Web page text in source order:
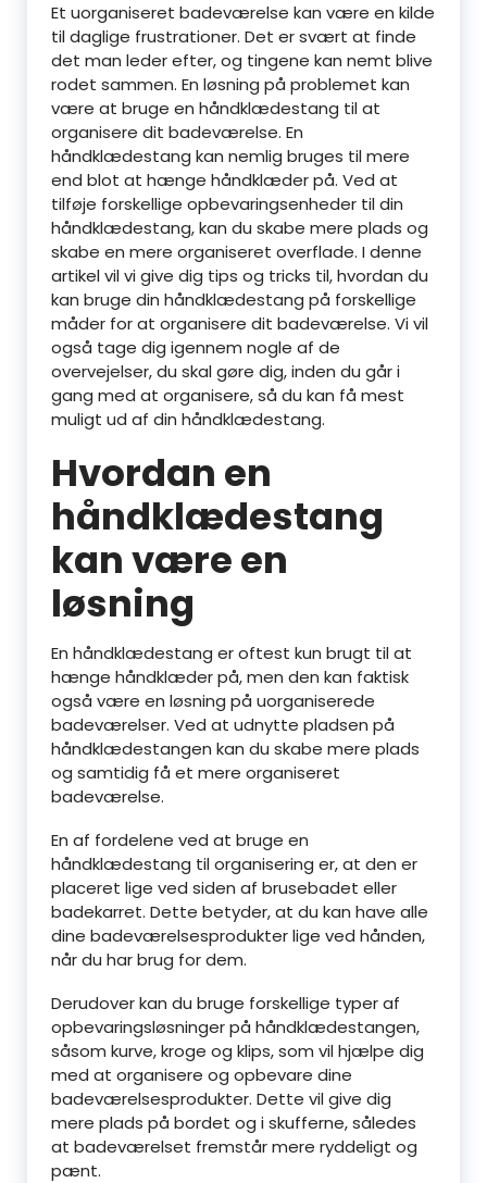
Et uorganiseret badeværelse kan være en kilde
til daglige frustrationer. Det er svært at finde
det man leder efter, og tingene kan nemt blive
rodet sammen. En løsning på problemet kan
være at bruge en håndklædestang til at
organisere dit badeværelse. En
håndklædestang kan nemlig bruges til mere
end blot at hænge håndklæder på. Ved at
tilføje forskellige opbevaringsenheder til din
håndklædestang, kan du skabe mere plads og
skabe en mere organiseret overflade. I denne
artikel vil vi give dig tips og tricks til, hvordan du
kan bruge din håndklædestang på forskellige
måder for at organisere dit badeværelse. Vi vil
også tage dig igennem nogle af de
overvejelser, du skal gøre dig, inden du går i
gang med at organisere, så du kan få mest
muligt ud af din håndklædestang.
Hvordan en
håndklædestang
kan være en
løsning
En håndklædestang er oftest kun brugt til at
hænge håndklæder på, men den kan faktisk
også være en løsning på uorganiserede
badeværelser. Ved at udnytte pladsen på
håndklædestangen kan du skabe mere plads
og samtidig få et mere organiseret
badeværelse.
En af fordelene ved at bruge en
håndklædestang til organisering er, at den er
placeret lige ved siden af brusebadet eller
badekarret. Dette betyder, at du kan have alle
dine badeværelsesprodukter lige ved hånden,
når du har brug for dem.
Derudover kan du bruge forskellige typer af
opbevaringsløsninger på håndklædestangen,
såsom kurve, kroge og klips, som vil hjælpe dig
med at organisere og opbevare dine
badeværelsesprodukter. Dette vil give dig
mere plads på bordet og i skufferne, således
at badeværelset fremstår mere ryddeligt og
pænt.